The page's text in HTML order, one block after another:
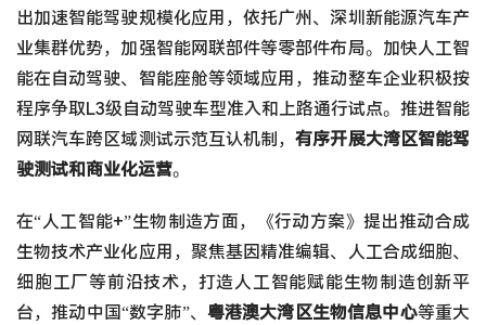
出加速智能驾驶规模化应用，依托广州、深圳新能源汽车产
业集群优势，加强智能网联部件等零部件布局。加快人工智
能在自动驾驶、智能座舱等领域应用，推动整车企业积极按
程序争取L3级自动驾驶车型准入和上路通行试点。推进智能
网联汽车跨区域测试示范互认机制，有序开展大湾区智能驾
驶测试和商业化运营。
在“人工智能+”生物制造方面，《行动方案》提出推动合成
生物技术产业化应用，聚焦基因精准编辑、人工合成细胞、
细胞工厂等前沿技术，打造人工智能赋能生物制造创新平
台，推动中国“数字肺”、 粤港澳大湾区生物信息中心等重大